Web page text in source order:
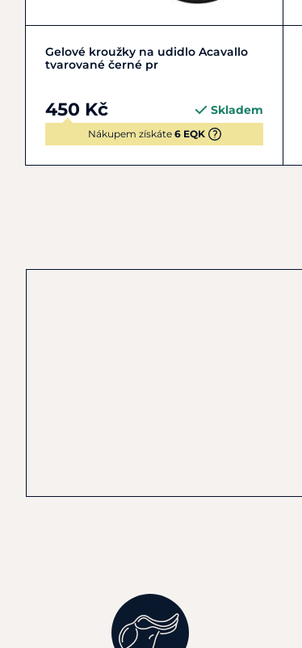
Do košíku
Gelové kroužky na udidlo Acavallo
tvarované černé pr
450 Kč Skladem
Nákupem získáte 6 EQK